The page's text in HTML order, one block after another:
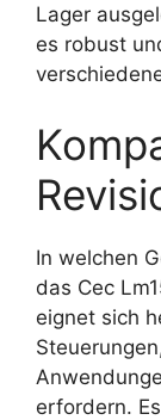
Lager
es robust
In welchen
das Cec
eignet sich
erfordern.